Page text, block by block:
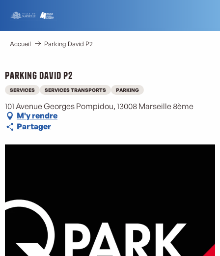
contenu
principal
Accueil Parking David P2
Parking David P2
SERVICES SERVICES TRANSPORTS PARKING
101 Avenue Georges Pompidou, 13008 Marseille 8ème
M'y rendre
Partager